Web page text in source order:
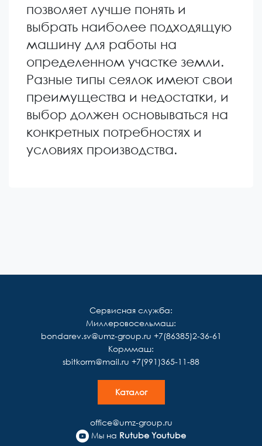
позволяет лучше понять и
выбрать наиболее подходящую
машину для работы на
определенном участке земли.
Разные типы сеялок имеют свои
преимущества и недостатки, и
выбор должен основываться на
конкретных потребностях и
условиях производства.
Сервисная служба:
Миллеровосельмаш:
bondarev.sv@umz-group.ru +7(86385)2-36-61
Корммаш:
sbitkorm@mail.ru +7(991)365-11-88
Каталог
office@umz-group.ru
Мы на Rutube Youtube